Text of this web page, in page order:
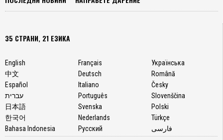
35 СТРАНИ, 21 ЕЗИКА
English
中文
Español
עברית
日本語
한국어
Bahasa Indonesia
Français
Deutsch
Italiano
Português
Svenska
Nederlands
Русский
Українська
Română
Česky
Slovenščina
Polski
Türkçe
فارسی